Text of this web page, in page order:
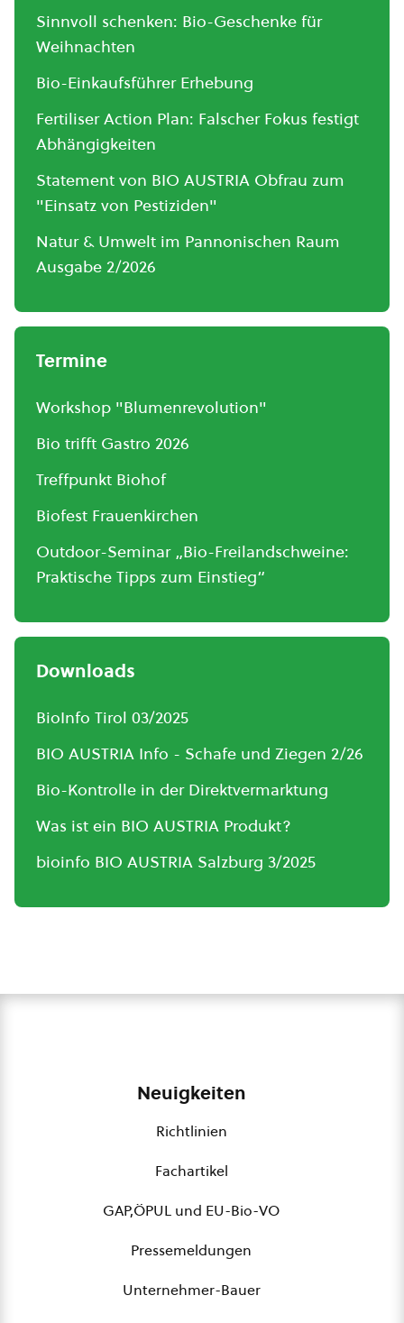
Sinnvoll schenken: Bio-Geschenke für
Weihnachten
Bio-Einkaufsführer Erhebung
Fertiliser Action Plan: Falscher Fokus festigt
Abhängigkeiten
Statement von BIO AUSTRIA Obfrau zum
"Einsatz von Pestiziden"
Natur & Umwelt im Pannonischen Raum
Ausgabe 2/2026
Termine
Workshop "Blumenrevolution"
Bio trifft Gastro 2026
Treffpunkt Biohof
Biofest Frauenkirchen
Outdoor-Seminar „Bio-Freilandschweine:
Praktische Tipps zum Einstieg“
Downloads
BioInfo Tirol 03/2025
BIO AUSTRIA Info - Schafe und Ziegen 2/26
Bio-Kontrolle in der Direktvermarktung
Was ist ein BIO AUSTRIA Produkt?
bioinfo BIO AUSTRIA Salzburg 3/2025
Neuigkeiten
Richtlinien
Fachartikel
GAP,ÖPUL und EU-Bio-VO
Pressemeldungen
Unternehmer-Bauer